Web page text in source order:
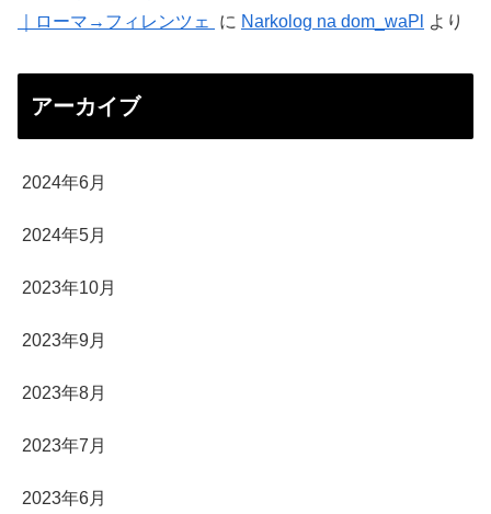
｜ローマ→フィレンツェ
に Narkolog na dom_waPl より
アーカイブ
2024年6月
2024年5月
2023年10月
2023年9月
2023年8月
2023年7月
2023年6月